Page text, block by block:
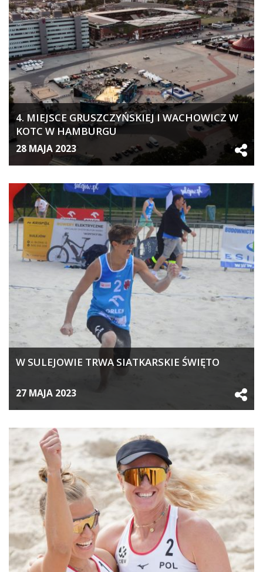
4. MIEJSCE GRUSZCZYŃSKIEJ I WACHOWICZ W
KOTC W HAMBURGU
28 MAJA 2023
W SULEJOWIE TRWA SIATKARSKIE ŚWIĘTO
27 MAJA 2023